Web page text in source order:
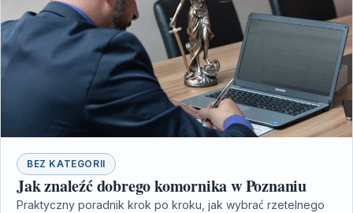
BEZ KATEGORII
Jak znaleźć dobrego komornika w Poznaniu
Praktyczny poradnik krok po kroku, jak wybrać rzetelnego